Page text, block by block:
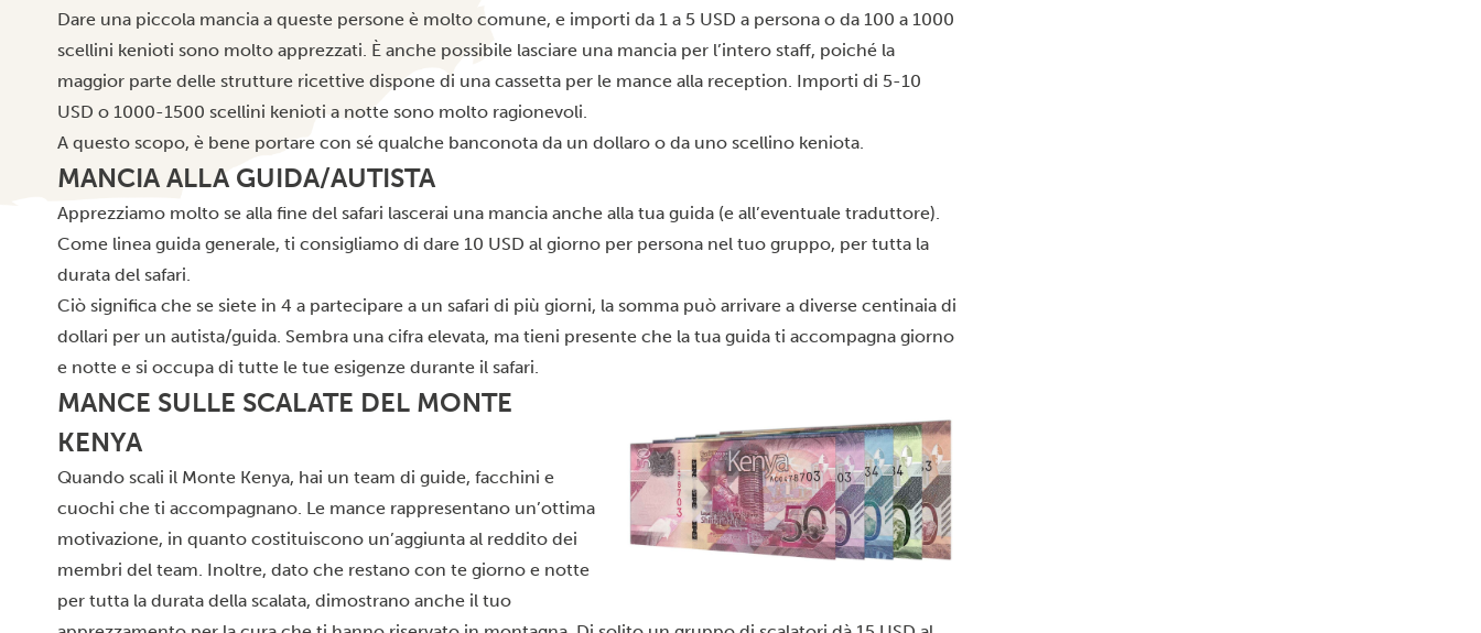
Dare una piccola mancia a queste persone è molto comune, e importi da 1 a 5 USD a persona o da 100 a 1000
scellini kenioti sono molto apprezzati. È anche possibile lasciare una mancia per l’intero staff, poiché la
maggior parte delle strutture ricettive dispone di una cassetta per le mance alla reception. Importi di 5-10
USD o 1000-1500 scellini kenioti a notte sono molto ragionevoli.
A questo scopo, è bene portare con sé qualche banconota da un dollaro o da uno scellino keniota.
MANCIA ALLA GUIDA/AUTISTA
Apprezziamo molto se alla fine del safari lascerai una mancia anche alla tua guida (e all’eventuale traduttore).
Come linea guida generale, ti consigliamo di dare 10 USD al giorno per persona nel tuo gruppo, per tutta la
durata del safari.
Ciò significa che se siete in 4 a partecipare a un safari di più giorni, la somma può arrivare a diverse centinaia di
dollari per un autista/guida. Sembra una cifra elevata, ma tieni presente che la tua guida ti accompagna giorno
e notte e si occupa di tutte le tue esigenze durante il safari.
MANCE SULLE SCALATE DEL MONTE
KENYA
Quando scali il Monte Kenya, hai un team di guide, facchini e
cuochi che ti accompagnano. Le mance rappresentano un’ottima
motivazione, in quanto costituiscono un’aggiunta al reddito dei
membri del team. Inoltre, dato che restano con te giorno e notte
per tutta la durata della scalata, dimostrano anche il tuo